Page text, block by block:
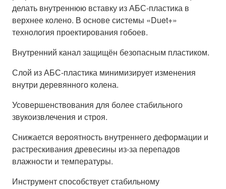
делать внутреннюю вставку из АБС-пластика в
верхнее колено. В основе системы «Duet+»
технология проектирования гобоев.
Внутренний канал защищён безопасным пластиком.
Слой из АБС-пластика минимизирует изменения
внутри деревянного колена.
Усовершенствования для более стабильного
звукоизвлечения и строя.
Снижается вероятность внутреннего деформации и
растрескивания древесины из-за перепадов
влажности и температуры.
Инструмент способствует стабильному